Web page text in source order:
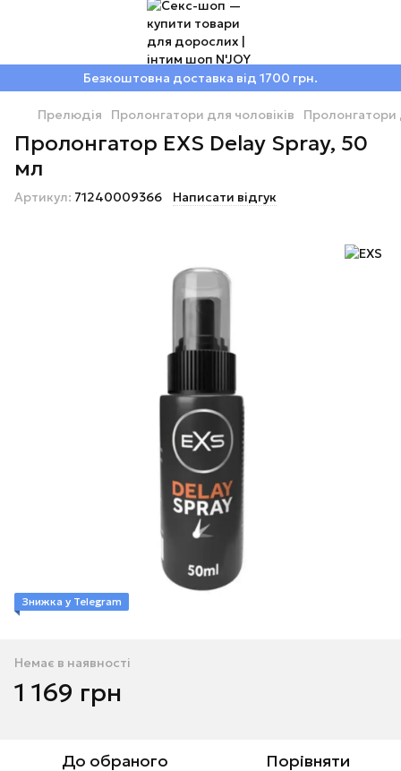
Безкоштовна доставка від 1700 грн.
Прелюдія Пролонгатори для чоловіків Пролонгатори
Пролонгатор EXS Delay Spray, 50
мл
Артикул: 71240009366 Написати відгук
Знижка у Telegram
Немає в наявності
1 169 грн
До обраного Порівняти